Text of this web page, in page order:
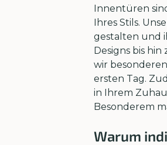
Innentüren
Ihres Stils.
gestalten und
Designs bis
wir
ersten Tag.
in Ihrem
Besonderem
Warum